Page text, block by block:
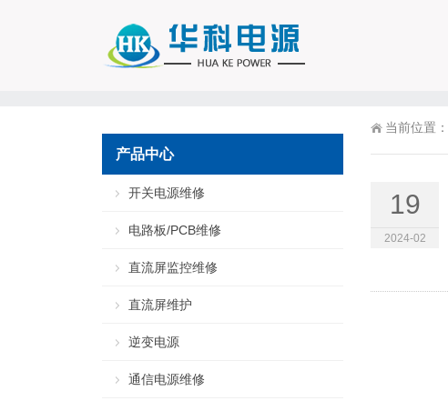
当前位置：
19
2024-02
产品中心
开关电源维修
电路板/PCB维修
直流屏监控维修
直流屏维护
逆变电源
通信电源维修